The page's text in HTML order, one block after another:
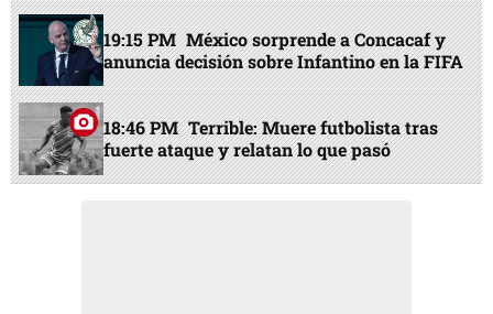
19:15 PM México sorprende a Concacaf y
anuncia decisión sobre Infantino en la FIFA
18:46 PM Terrible: Muere futbolista tras
fuerte ataque y relatan lo que pasó